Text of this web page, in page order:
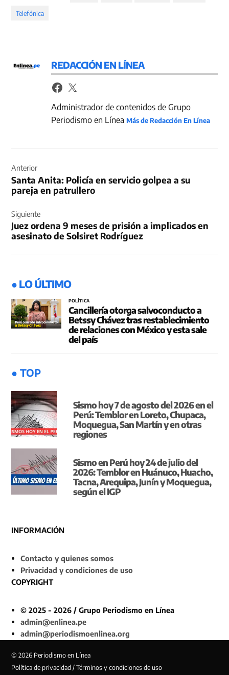
Telefónica
REDACCIÓN EN LÍNEA
Administrador de contenidos de Grupo
Periodismo en LíneaMás de Redacción En Línea
de
entradas
Anterior
Santa Anita: Policía en servicio golpea a su
pareja en patrullero
Siguiente
Juez ordena 9 meses de prisión a implicados en
asesinato de Solsiret Rodríguez
● LO ÚLTIMO
POLÍTICA
Cancillería otorga salvoconducto a
Betssy Chávez tras restablecimiento
de relaciones con México y esta sale
del país
● TOP
Sismo hoy 7 de agosto del 2026 en el
Perú: Temblor en Loreto, Chupaca,
Moquegua, San Martín y en otras
regiones
Sismo en Perú hoy 24 de julio del
2026: Temblor en Huánuco, Huacho,
Tacna, Arequipa, Junín y Moquegua,
según el IGP
INFORMACIÓN
Contacto y quienes somos
Privacidad y condiciones de uso
COPYRIGHT
© 2025 - 2026 / Grupo Periodismo en Línea
admin@enlinea.pe
admin@periodismoenlinea.org
© 2026 Periodismo en Línea
Política de privacidad / Términos y condiciones de uso